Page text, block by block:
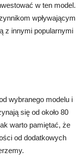
w ten model.
wpływającym
z innymi popularnymi
wybranego modelu i
się od około 80
warto pamiętać, że
od dodatkowych